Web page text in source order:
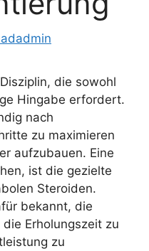
die sowohl
Hingabe erfordert.
nach
zu maximieren
aufzubauen. Eine
ist die gezielte
Steroiden.
bekannt, die
Erholungszeit zu
zu